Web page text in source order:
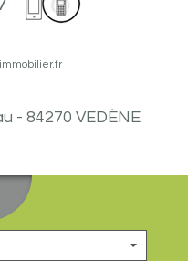
- 84270 VEDÈNE